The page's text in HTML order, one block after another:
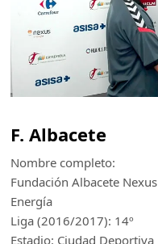
F. Albacete
Nombre completo:
Fundación Albacete Nexus
Energía
Liga (2016/2017): 14º
Estadio: Ciudad Deportiva